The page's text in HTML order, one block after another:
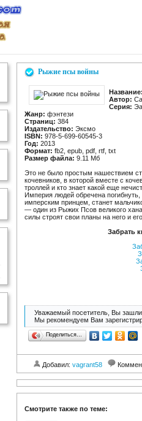
Рыжие псы войны
Автор:
Серия:
Жанр: фэнтези
Страниц: 384
Издательство: Эксмо
ISBN: 978-5-699-60545-3
Год: 2013
Формат: fb2, epub, pdf, rtf, txt
Размер файла: 9.11 Мб
Это не было простым нашествием
кочевников, в которой вместе с
троллей и кто знает какой еще
Империя людей обречена погибнуть,
имперским принцем, станет
— один из Рыжих Псов великого
силы строят свои планы на него и
Забрать
Уважаемый посетитель, Вы зашли
Мы рекомендуем Вам
Поделиться…
Добавил: vagrant58
Смотрите также по теме: